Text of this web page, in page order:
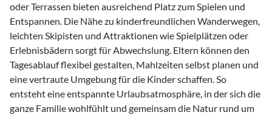
oder Terrassen bieten ausreichend Platz zum Spielen und
Entspannen. Die Nähe zu kinderfreundlichen Wanderwegen,
leichten Skipisten und Attraktionen wie Spielplätzen oder
Erlebnisbädern sorgt für Abwechslung. Eltern können den
Tagesablauf flexibel gestalten, Mahlzeiten selbst planen und
eine vertraute Umgebung für die Kinder schaffen. So
entsteht eine entspannte Urlaubsatmosphäre, in der sich die
ganze Familie wohlfühlt und gemeinsam die Natur rund um